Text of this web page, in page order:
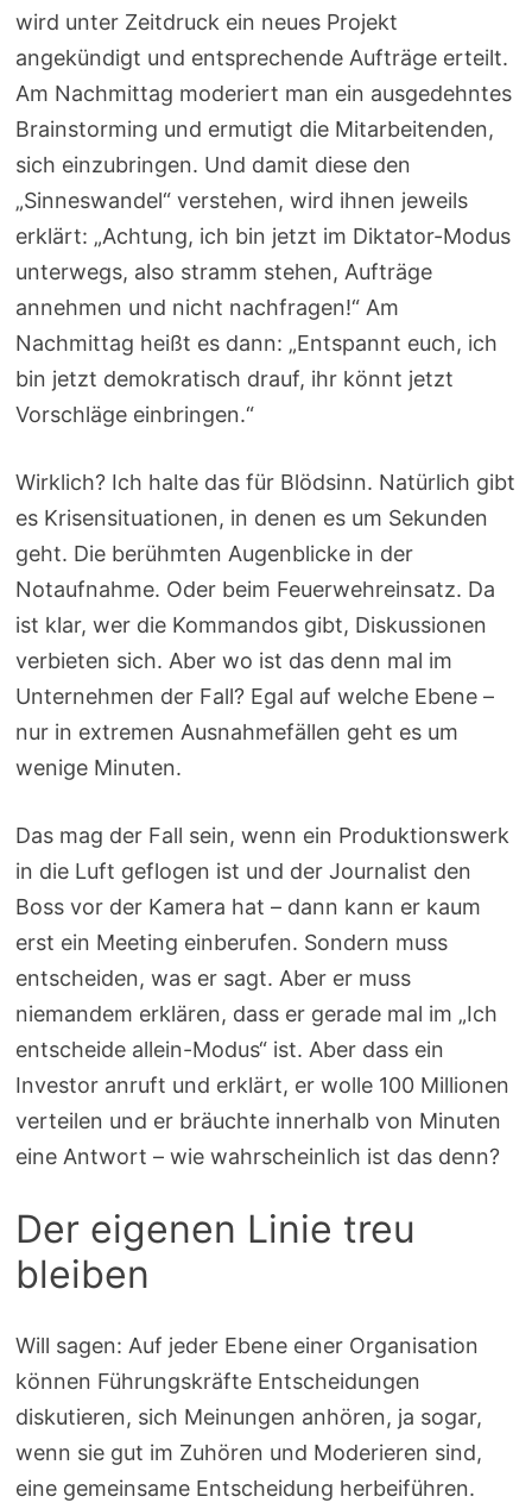
wird unter Zeitdruck ein neues Projekt
angekündigt und entsprechende Aufträge erteilt.
Am Nachmittag moderiert man ein ausgedehntes
Brainstorming und ermutigt die Mitarbeitenden,
sich einzubringen. Und damit diese den
„Sinneswandel“ verstehen, wird ihnen jeweils
erklärt: „Achtung, ich bin jetzt im Diktator-Modus
unterwegs, also stramm stehen, Aufträge
annehmen und nicht nachfragen!“ Am
Nachmittag heißt es dann: „Entspannt euch, ich
bin jetzt demokratisch drauf, ihr könnt jetzt
Vorschläge einbringen.“
Wirklich? Ich halte das für Blödsinn. Natürlich gibt
es Krisensituationen, in denen es um Sekunden
geht. Die berühmten Augenblicke in der
Notaufnahme. Oder beim Feuerwehreinsatz. Da
ist klar, wer die Kommandos gibt, Diskussionen
verbieten sich. Aber wo ist das denn mal im
Unternehmen der Fall? Egal auf welche Ebene –
nur in extremen Ausnahmefällen geht es um
wenige Minuten.
Das mag der Fall sein, wenn ein Produktionswerk
in die Luft geflogen ist und der Journalist den
Boss vor der Kamera hat – dann kann er kaum
erst ein Meeting einberufen. Sondern muss
entscheiden, was er sagt. Aber er muss
niemandem erklären, dass er gerade mal im „Ich
entscheide allein-Modus“ ist. Aber dass ein
Investor anruft und erklärt, er wolle 100 Millionen
verteilen und er bräuchte innerhalb von Minuten
eine Antwort – wie wahrscheinlich ist das denn?
Der eigenen Linie treu
bleiben
Will sagen: Auf jeder Ebene einer Organisation
können Führungskräfte Entscheidungen
diskutieren, sich Meinungen anhören, ja sogar,
wenn sie gut im Zuhören und Moderieren sind,
eine gemeinsame Entscheidung herbeiführen.